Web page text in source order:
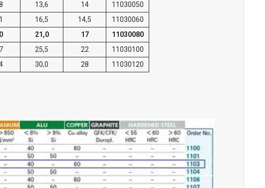
13,6 14
11030050
16,5 14,5
11030060
21,0 17
11030080
25,5 22
11030100
30,0 28 11030120